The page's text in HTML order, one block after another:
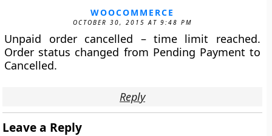
WOOCOMMERCE
OCTOBER 30, 2015 AT 9:48 PM
Unpaid order cancelled – time limit reached.
Order status changed from Pending Payment to
Cancelled.
Reply
Leave a Reply